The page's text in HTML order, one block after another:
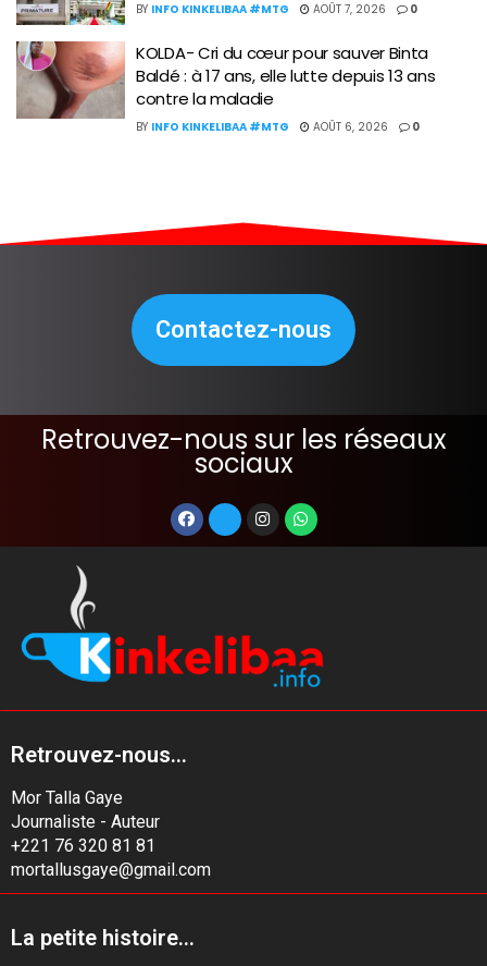
BY INFO KINKELIBAA #MTG AOÛT 7, 2026 0
KOLDA- Cri du cœur pour sauver Binta
Baldé : à 17 ans, elle lutte depuis 13 ans
contre la maladie
BY INFO KINKELIBAA #MTG AOÛT 6, 2026 0
Contactez-nous
Retrouvez-nous sur les réseaux
sociaux
Retrouvez-nous...
Mor Talla Gaye
Journaliste - Auteur
+221 76 320 81 81
mortallusgaye@gmail.com
La petite histoire...